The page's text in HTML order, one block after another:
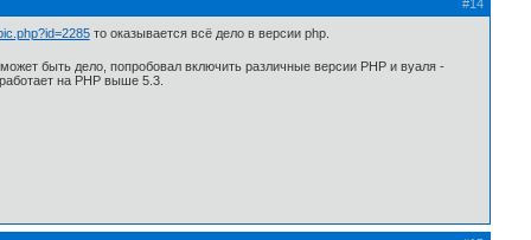
#14
то оказывается всё дело в версии php.
быть дело, попробовал включить различные версии PHP и вуаля -
на PHP выше 5.3.